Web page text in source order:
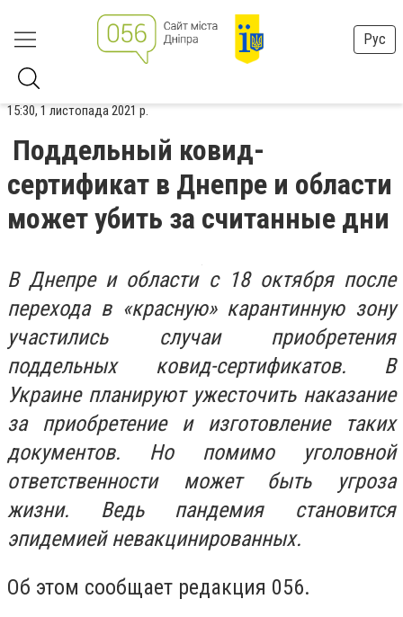
Рус
15:30, 1 листопада 2021 р.
Поддельный ковид-
сертификат в Днепре и области
может убить за считанные дни
В Днепре и области с 18 октября после
перехода в «красную» карантинную зону
участились случаи приобретения
поддельных ковид-сертификатов. В
Украине планируют ужесточить наказание
за приобретение и изготовление таких
документов. Но помимо уголовной
ответственности может быть угроза
жизни. Ведь пандемия становится
эпидемией невакцинированных.
Об этом сообщает редакция 056.